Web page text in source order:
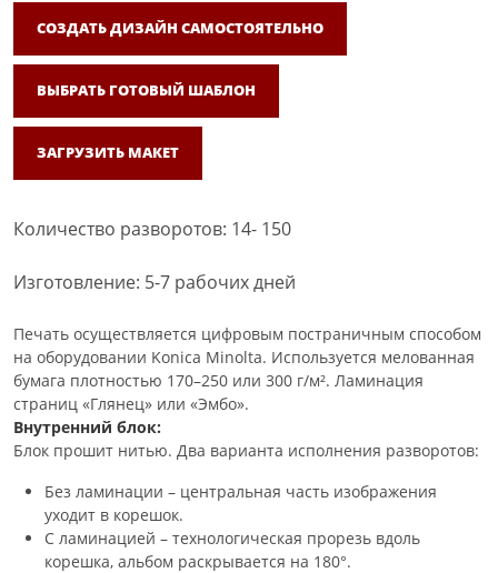
СОЗДАТЬ ДИЗАЙН САМОСТОЯТЕЛЬНО
ВЫБРАТЬ ГОТОВЫЙ ШАБЛОН
ЗАГРУЗИТЬ МАКЕТ
Количество разворотов: 14- 150
Изготовление: 5-7 рабочих дней
Печать осуществляется цифровым постраничным способом
на оборудовании Konica Minolta. Используется мелованная
бумага плотностью 170–250 или 300 г/м². Ламинация
страниц «Глянец» или «Эмбо».
Внутренний блок:
Блок прошит нитью. Два варианта исполнения разворотов:
Без ламинации – центральная часть изображения
уходит в корешок.
С ламинацией – технологическая прорезь вдоль
корешка, альбом раскрывается на 180°.